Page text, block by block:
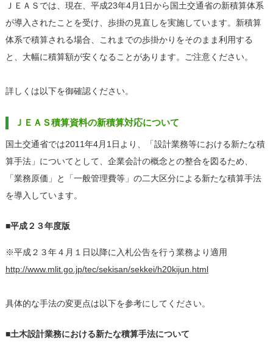
ＪＥＡＳでは、現在、平成23年4月1日から国土交通省の新積算体系
が導入されたことを受け、歩掛の見直しを実施しています。新積算
体系で積算される場合、これまでの歩掛かりをそのまま利用する
と、大幅に積算額が安くなることがあります。ご注意ください。
詳しくは以下を御確認ください。
ＪＥＡＳ積算資料の新積算対応について
国土交通省では2011年4月1日より、「設計業務等における新たな積
算手法」についてとして、企業会計の概念との整合を図るため、
「業務原価」と「一般管理費等」の二大区分による新たな積算手法
を導入しています。
■平成２３年度版
※平成２３年４月１日以降に入札公告を行う業務より適用
http://www.mlit.go.jp/tec/sekisan/sekkei/h20kijun.html
具体的な手法の変更点は以下を参考にしてください。
■土木設計業務における新たな積算手法について